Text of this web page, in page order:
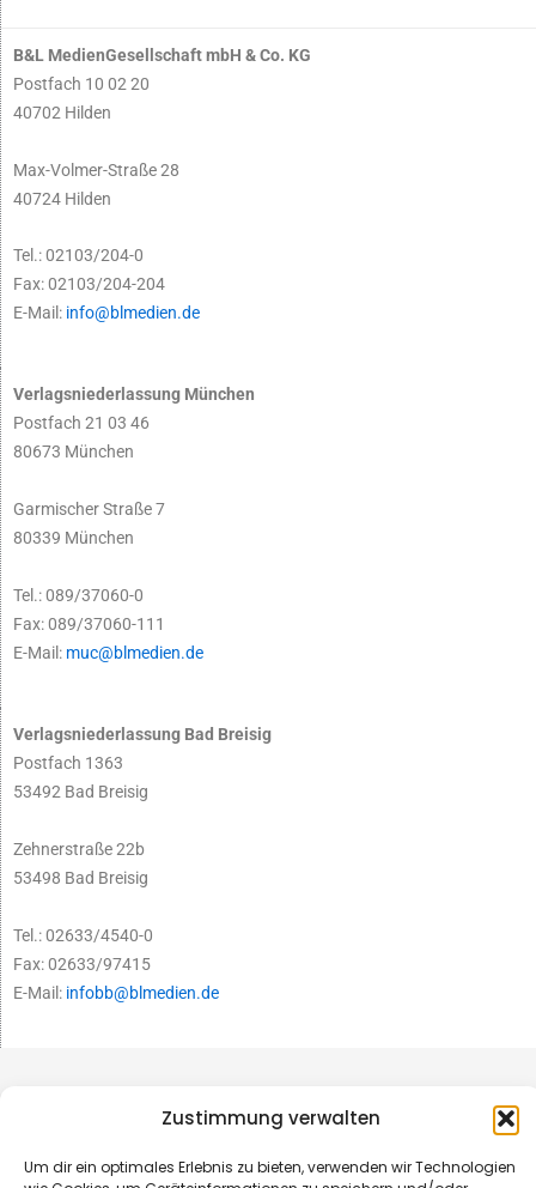
Zustimmung verwalten
Um dir ein optimales Erlebnis zu bieten, verwenden wir Technologien
B&L MedienGesellschaft mbH & Co. KG
Postfach 10 02 20
40702 Hilden
Max-Volmer-Straße 28
40724 Hilden
Tel.: 02103/204-0
Fax: 02103/204-204
E-Mail: info@blmedien.de
Verlagsniederlassung München
Postfach 21 03 46
80673 München
Garmischer Straße 7
80339 München
Tel.: 089/37060-0
Fax: 089/37060-111
E-Mail: muc@blmedien.de
Verlagsniederlassung Bad Breisig
Postfach 1363
53492 Bad Breisig
Zehnerstraße 22b
53498 Bad Breisig
Tel.: 02633/4540-0
Fax: 02633/97415
E-Mail: infobb@blmedien.de